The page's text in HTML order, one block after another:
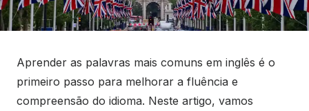
Aprender as palavras mais comuns em inglês é o
primeiro passo para melhorar a fluência e
compreensão do idioma. Neste artigo, vamos